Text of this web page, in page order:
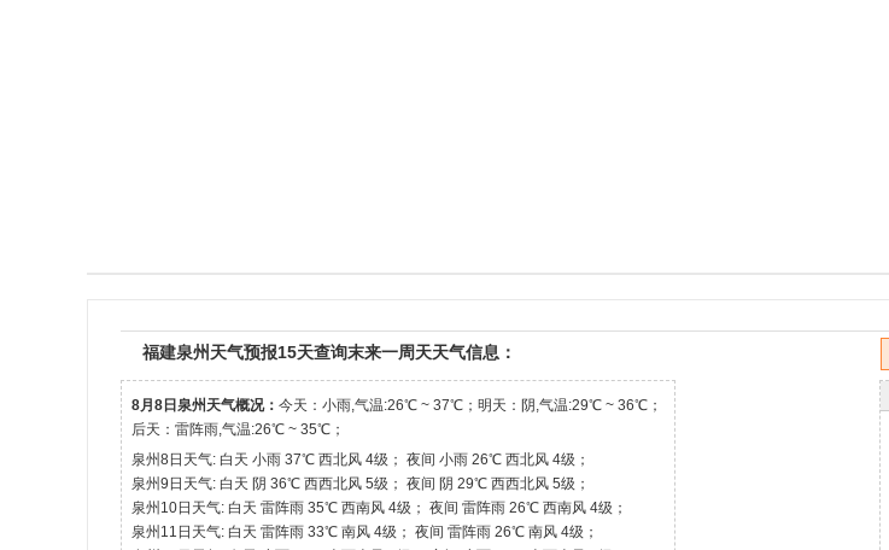
福建泉州天气预报15天查询末来一周天天气信息：
8月8日泉州天气概况： 今天：小雨,气温:26℃ ~ 37℃；明天：阴,气温:29℃ ~ 36℃；
后天：雷阵雨,气温:26℃ ~ 35℃；
泉州8日天气: 白天 小雨 37℃ 西北风 4级； 夜间 小雨 26℃ 西北风 4级；
泉州9日天气: 白天 阴 36℃ 西西北风 5级； 夜间 阴 29℃ 西西北风 5级；
泉州10日天气: 白天 雷阵雨 35℃ 西南风 4级； 夜间 雷阵雨 26℃ 西南风 4级；
泉州11日天气: 白天 雷阵雨 33℃ 南风 4级； 夜间 雷阵雨 26℃ 南风 4级；